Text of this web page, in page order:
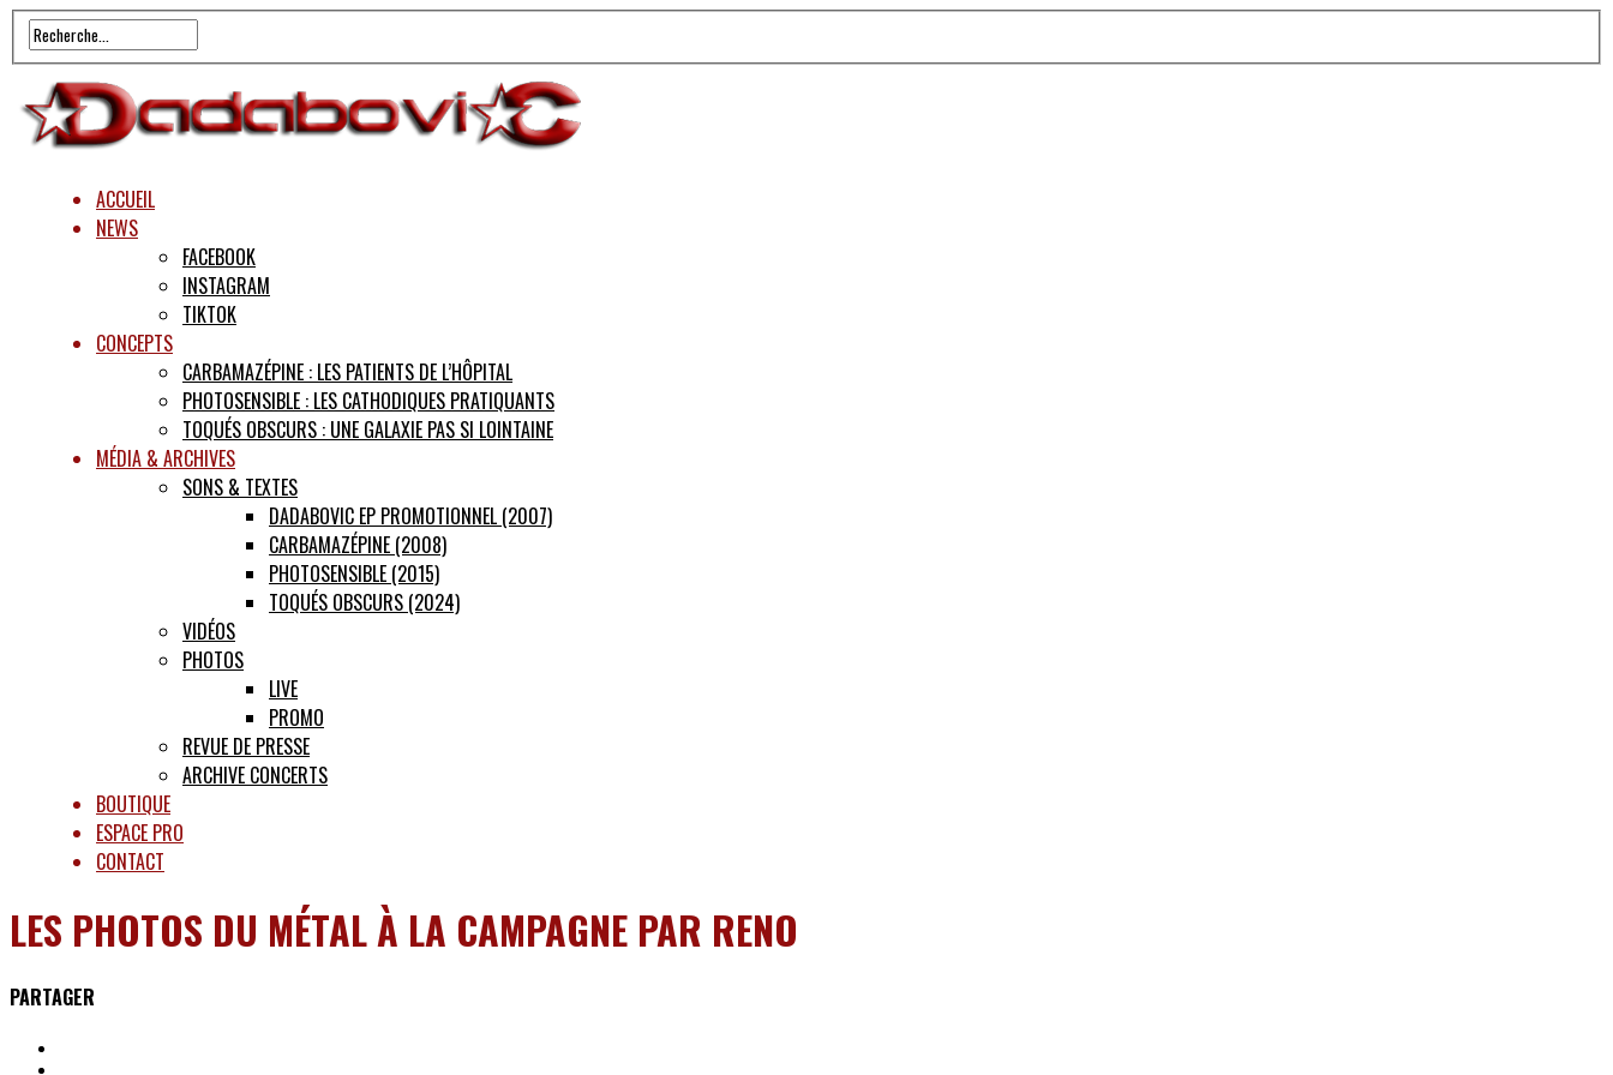
ACCUEIL
NEWS
FACEBOOK
INSTAGRAM
TIKTOK
CONCEPTS
CARBAMAZÉPINE : LES PATIENTS DE L’HÔPITAL
PHOTOSENSIBLE : LES CATHODIQUES PRATIQUANTS
TOQUÉS OBSCURS : UNE GALAXIE PAS SI LOINTAINE
MÉDIA & ARCHIVES
SONS & TEXTES
DADABOVIC EP PROMOTIONNEL (2007)
CARBAMAZÉPINE (2008)
PHOTOSENSIBLE (2015)
TOQUÉS OBSCURS (2024)
VIDÉOS
PHOTOS
LIVE
PROMO
REVUE DE PRESSE
ARCHIVE CONCERTS
BOUTIQUE
ESPACE PRO
CONTACT
LES PHOTOS DU MÉTAL À LA CAMPAGNE PAR RENO
PARTAGER